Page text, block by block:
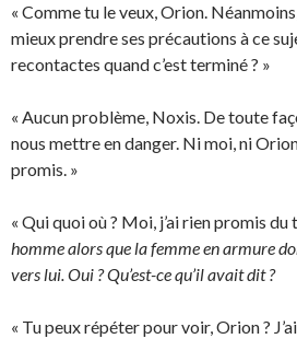
« Comme tu le veux, Orion.
mieux prendre ses précautions à ce
recontactes quand c’est terminé ? »
« Aucun problème, Noxis. De toute
nous mettre en danger. Ni moi, ni
promis. »
« Qui quoi où ? Moi, j’ai rien promis du
homme alors que la femme en armure
vers lui. Oui ? Qu’est-ce qu’il avait dit ?
« Tu peux répéter pour voir, Orion ?